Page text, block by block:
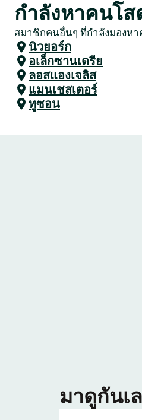
กำลังหาคนโส
สมาชิกคนอื่นๆ ที่กำลังมองห
นิวยอร์ก
อเล็กซานเดรีย
ลอสแองเจลิส
แมนเชสเตอร์
ทูซอน
มาดูกันเ